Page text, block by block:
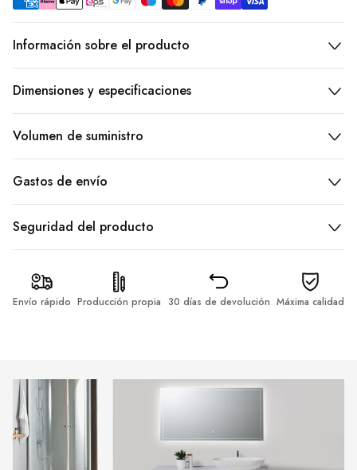
Información sobre el producto
Dimensiones y especificaciones
Volumen de suministro
Gastos de envío
Seguridad del producto
Envío rápido Producción propia 30 días de devolución Máxima calidad